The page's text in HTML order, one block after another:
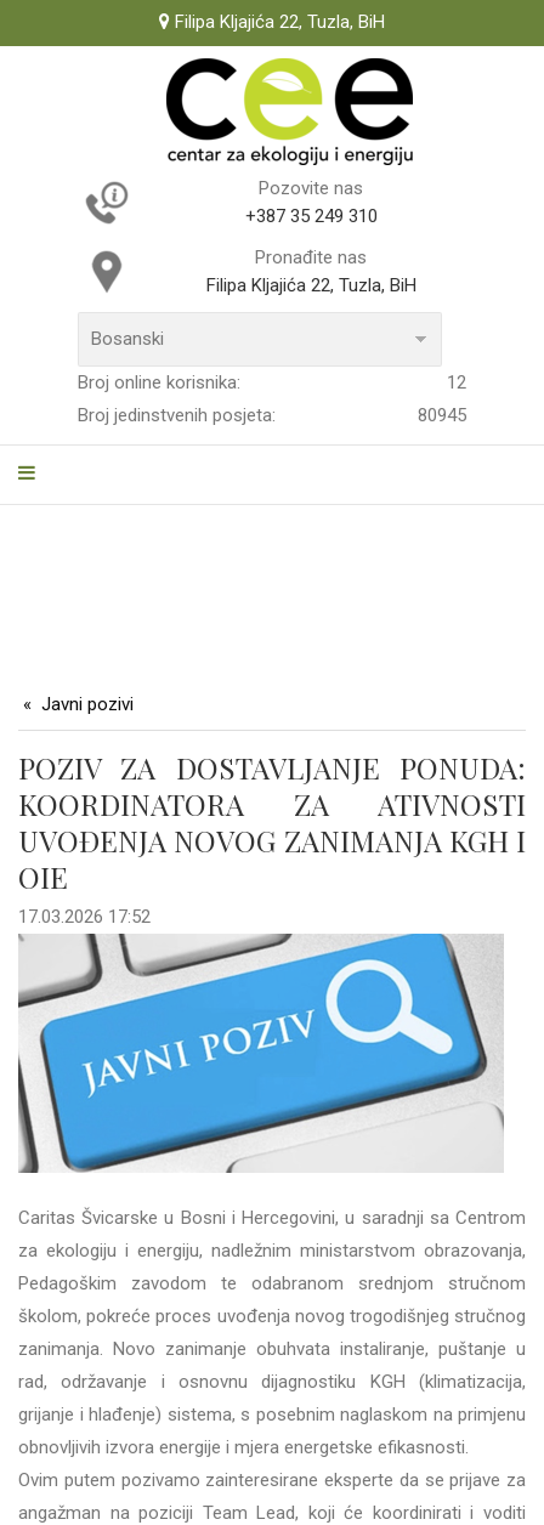
Filipa Kljajića 22, Tuzla, BiH
Pozovite nas
+387 35 249 310
Pronađite nas
Filipa Kljajića 22, Tuzla, BiH
Broj online korisnika:
12
Broj jedinstvenih posjeta:
80945
Javni pozivi
POZIV ZA DOSTAVLJANJE PONUDA:
KOORDINATORA ZA ATIVNOSTI
UVOĐENJA NOVOG ZANIMANJA KGH I
OIE
17.03.2026 17:52
Caritas Švicarske u Bosni i Hercegovini, u saradnji sa Centrom
za ekologiju i energiju, nadležnim ministarstvom obrazovanja,
Pedagoškim zavodom te odabranom srednjom stručnom
školom, pokreće proces uvođenja novog trogodišnjeg stručnog
zanimanja. Novo zanimanje obuhvata instaliranje, puštanje u
rad, održavanje i osnovnu dijagnostiku KGH (klimatizacija,
grijanje i hlađenje) sistema, s posebnim naglaskom na primjenu
obnovljivih izvora energije i mjera energetske efikasnosti.
Ovim putem pozivamo zainteresirane eksperte da se prijave za
angažman na poziciji Team Lead, koji će koordinirati i voditi